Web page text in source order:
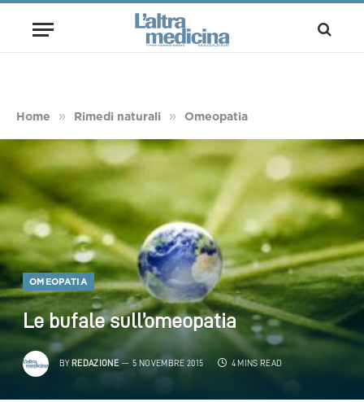
Home » Rimedi naturali » Omeopatia
OMEOPATIA
Le bufale sull’omeopatia
BY REDAZIONE 5 NOVEMBRE 2015 4 MINS READ